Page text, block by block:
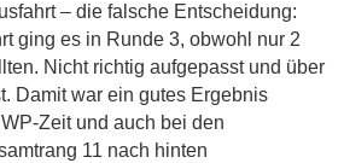
– die falsche Entscheidung:
ging es in Runde 3, obwohl nur 2
Nicht richtig aufgepasst und über
Damit war ein gutes Ergebnis
Zeit und auch bei den
11 nach hinten